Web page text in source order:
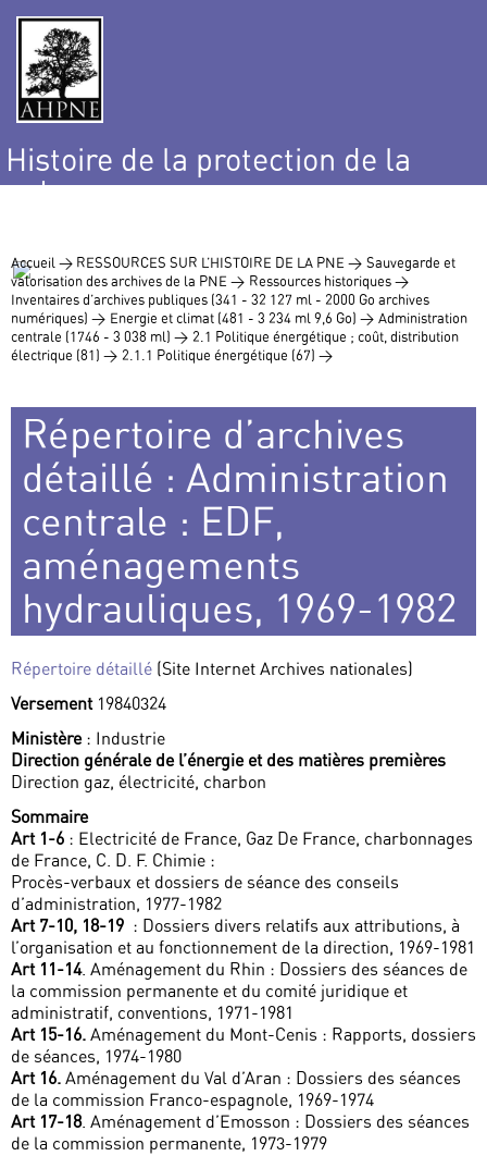
Histoire de la protection de la
nature
Accueil > RESSOURCES SUR L’HISTOIRE DE LA PNE > Sauvegarde et
valorisation des archives de la PNE > Ressources historiques >
Inventaires d’archives publiques (341 - 32 127 ml - 2000 Go archives
numériques) > Energie et climat (481 - 3 234 ml 9,6 Go) > Administration
centrale (1746 - 3 038 ml) > 2.1 Politique énergétique ; coût, distribution
électrique (81) > 2.1.1 Politique énergétique (67) >
Répertoire d’archives
détaillé : Administration
centrale : EDF,
aménagements
hydrauliques, 1969-1982
Répertoire détaillé (Site Internet Archives nationales)
Versement 19840324
Ministère: Industrie
Direction générale de l’énergie et des matières premières
Direction gaz, électricité, charbon
Sommaire
Art 1-6 : Electricité de France, Gaz De France, charbonnages
de France, C. D. F. Chimie :
Procès-verbaux et dossiers de séance des conseils
d’administration, 1977-1982
Art 7-10, 18-19 : Dossiers divers relatifs aux attributions, à
l’organisation et au fonctionnement de la direction, 1969-1981
Art 11-14. Aménagement du Rhin : Dossiers des séances de
la commission permanente et du comité juridique et
administratif, conventions, 1971-1981
Art 15-16. Aménagement du Mont-Cenis : Rapports, dossiers
de séances, 1974-1980
Art 16. Aménagement du Val d’Aran : Dossiers des séances
de la commission Franco-espagnole, 1969-1974
Art 17-18. Aménagement d’Emosson : Dossiers des séances
de la commission permanente, 1973-1979